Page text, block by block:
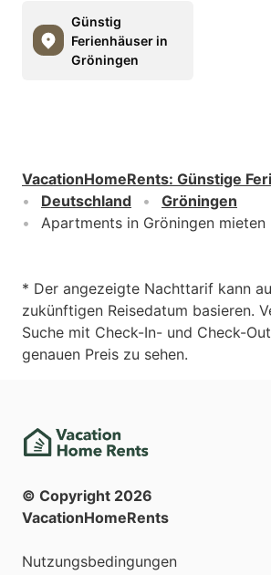
Günstig
Ferienhäuser in
Gröningen
VacationHomeRents: Günstige
Deutschland
Gröningen
Apartments in Gröningen mieten
* Der angezeigte Nachttarif kann
zukünftigen Reisedatum basieren.
Suche mit Check-In- und Check-
genauen Preis zu sehen.
© Copyright 2026
VacationHomeRents
Nutzungsbedingungen